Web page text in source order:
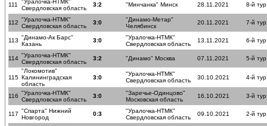
111
"Уралочка-НТМК"
Свердловская область
3:2 "Минчанка" Минск 28.11.2021 8-й тур
112 "Уралочка-НТМК"
Свердловская область
3:0
"Динамо-Метар"
Челябинск
20.11.2021 7-й тур
113 "Динамо-Ак Барс"
Казань
3:0
"Уралочка-НТМК"
Свердловская область
13.11.2021 6-й тур
114 "Уралочка-НТМК"
Свердловская область
3:2 "Динамо" Москва 07.11.2021 5-й тур
115
"Локомотив"
Калининградская
область
3:0
"Уралочка-НТМК"
Свердловская область
30.10.2021 4-й тур
116 "Уралочка-НТМК"
Свердловская область
3:0
"Заречье-Одинцово"
Московская область
16.10.2021 3-й тур
117 "Спарта" Нижний
Новгород
0:3
"Уралочка-НТМК"
Свердловская область
09.10.2021 2-й тур